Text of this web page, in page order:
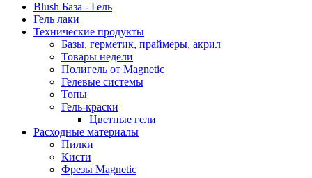
Blush База - Гель
Гель лаки
Технические продукты
Базы, герметик, праймеры, акрил
Товары недели
Полигель от Magnetic
Гелевые системы
Топы
Гель-краски
Цветные гели
Расходные материалы
Пилки
Кисти
Фрезы Magnetic